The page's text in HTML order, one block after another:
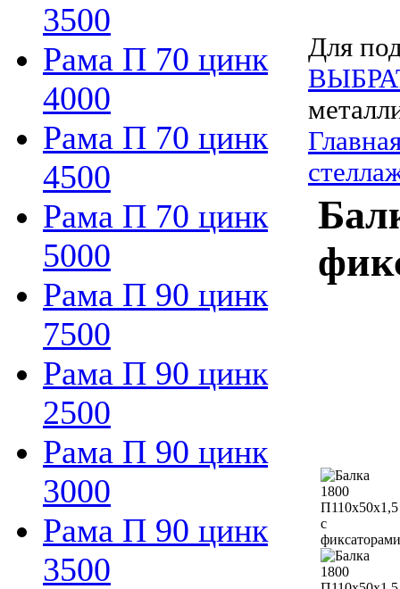
3500
Рама П 70 цинк
4000
Рама П 70 цинк
4500
Рама П 70 цинк
5000
Рама П 90 цинк
7500
Рама П 90 цинк
2500
Рама П 90 цинк
3000
Рама П 90 цинк
3500
Для